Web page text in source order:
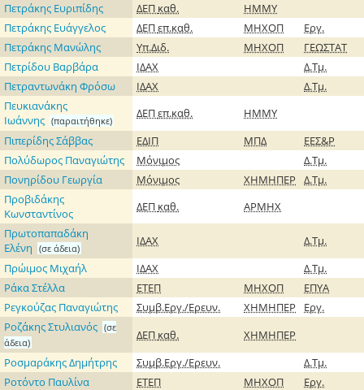
Πετράκης Ευριπίδης
ΔΕΠ καθ.
ΗΜΜΥ
Πετράκης Ευάγγελος
ΔΕΠεπ.καθ. ΜΗΧΟΠ
Εργ.
Πετράκης Μανώλης
Υπ.Διδ. ΜΗΧΟΠ
ΓΕΩΣΤΑΤ
Πετρίδου Βαρβάρα
ΙΔΑΧ
Δ.Τμ.
Πετραντωνάκη Φρόσω
ΙΔΑΧ
Δ.Τμ.
Πευκιανάκης
Ιωάννης (παραιτήθηκε)
ΔΕΠεπ.καθ.
ΗΜΜΥ
Πιπερίδης Σάββας
ΕΔΙΠ ΜΠΔ
ΕΕΣ&Ρ
Πολύδωρος Παναγιώτης
Μόνιμος
Δ.Τμ.
Πονηρίδου Γεωργία
Μόνιμος ΧΗΜΗΠΕΡ
Δ.Τμ.
Προβιδάκης
Κωνσταντίνος
ΔΕΠ καθ.
ΑΡΜΗΧ
Πρωτοπαπαδάκη
Ελένη (σε άδεια)
ΙΔΑΧ
Δ.Τμ.
Πρώιμος Μιχαήλ
ΙΔΑΧ
Δ.Τμ.
Ράκα Στέλλα
ΕΤΕΠ ΜΗΧΟΠ
ΕΠΥΑ
Ρεγκούζας Παναγιώτης
Συμβ.Εργ./Ερευν. ΧΗΜΗΠΕΡ
Εργ.
Ροζάκης Στυλιανός (σε
άδεια)
ΔΕΠ καθ.
ΧΗΜΗΠΕΡ
Ροσμαράκης Δημήτρης
Συμβ.Εργ./Ερευν.
Δ.Τμ.
Ροτόντο Παυλίνα
ΕΤΕΠ ΜΗΧΟΠ
Εργ.